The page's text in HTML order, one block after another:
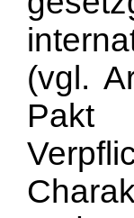
(vgl.
Pakt